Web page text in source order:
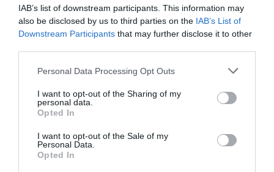
IAB’s list of downstream participants. This information may
also be disclosed by us to third parties on the IAB’s List of
Downstream Participants that may further disclose it to other
Personal Data Processing Opt Outs
I want to opt-out of the Sharing of my
personal data.
Opted In
I want to opt-out of the Sale of my
Personal Data.
Opted In
fêtée dans un district éloigné.
Ce jour-là, Meka, qui a donné du terrain aux
missionnaires pour leur église et dont les deux fils
sont morts à la guerre, est d’abord heureux d’être
honoré par une médaille de reconnaissance de la
France, à laquelle tous ses proches applaudissent.
En deux jours, après une cérémonie qui tourne au
grand guignol et une nuit d’humiliation, le vieil homme